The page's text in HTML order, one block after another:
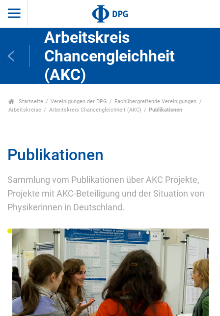
Arbeitskreis
Chancengleichheit
(AKC)
Startseite Vereinigungen der DPG
Fachübergreifende Vereinigungen
Arbeitskreise
Arbeitskreis Chancengleichheit (AKC) Publikationen
Publikationen
Sammlung vom Publikationen über AKC Projekte,
Projekte mit AKC-Beteiligung und der Situation von
Physikerinnen in Deutschland.